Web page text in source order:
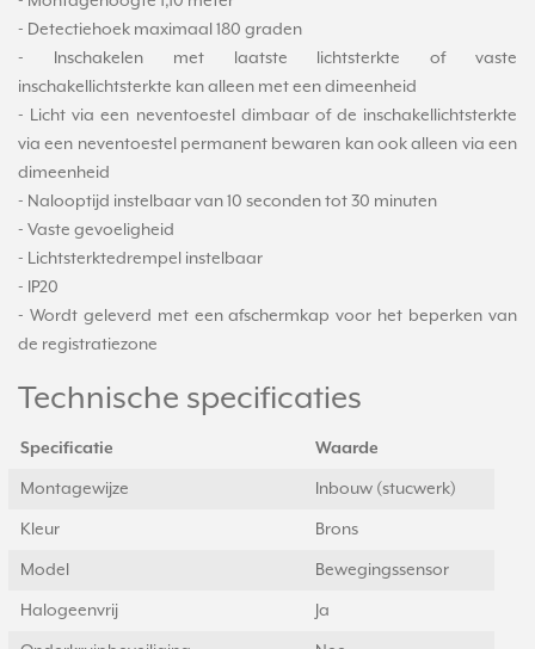
- Detectiehoek maximaal 180 graden
- Inschakelen met laatste lichtsterkte of vaste
inschakellichtsterkte kan alleen met een dimeenheid
- Licht via een neventoestel dimbaar of de inschakellichtsterkte
via een neventoestel permanent bewaren kan ook alleen via een
dimeenheid
- Nalooptijd instelbaar van 10 seconden tot 30 minuten
- Vaste gevoeligheid
- Lichtsterktedrempel instelbaar
- IP20
- Wordt geleverd met een afschermkap voor het beperken van
de registratiezone
Technische specificaties
Specificatie Waarde
Montagewijze Inbouw (stucwerk)
Kleur Brons
Model Bewegingssensor
Halogeenvrij Ja